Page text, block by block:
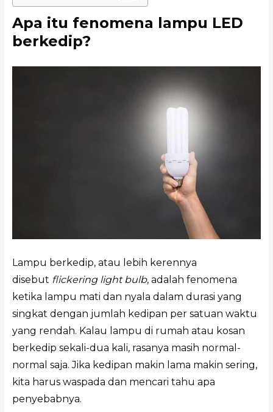
Apa itu fenomena lampu LED
berkedip?
Lampu berkedip, atau lebih kerennya
disebut flickering light bulb, adalah fenomena
ketika lampu mati dan nyala dalam durasi yang
singkat dengan jumlah kedipan per satuan waktu
yang rendah. Kalau lampu di rumah atau kosan
berkedip sekali-dua kali, rasanya masih normal-
normal saja. Jika kedipan makin lama makin sering,
kita harus waspada dan mencari tahu apa
penyebabnya.